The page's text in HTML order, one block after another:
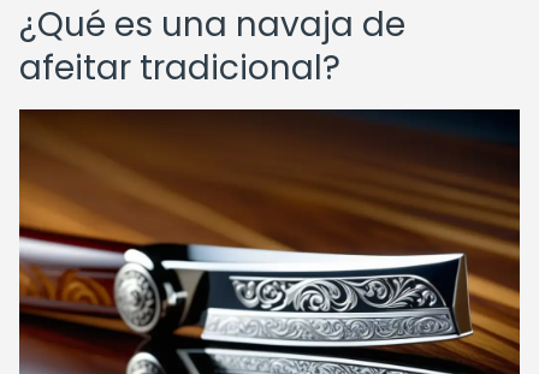
¿Qué es una navaja de
afeitar tradicional?